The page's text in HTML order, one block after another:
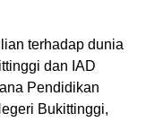
terhadap dunia
dan IAD
Pendidikan
Bukittinggi,